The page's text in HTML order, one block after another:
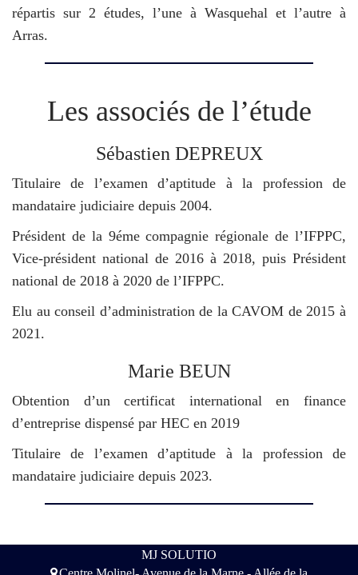
répartis sur 2 études, l’une à Wasquehal et l’autre à
Arras.
Les associés de l’étude
Sébastien DEPREUX
Titulaire de l’examen d’aptitude à la profession de
mandataire judiciaire depuis 2004.
Président de la 9éme compagnie régionale de l’IFPPC,
Vice-président national de 2016 à 2018, puis Président
national de 2018 à 2020 de l’IFPPC.
Elu au conseil d’administration de la CAVOM de 2015 à
2021.
Marie BEUN
Obtention d’un certificat international en finance
d’entreprise dispensé par HEC en 2019
Titulaire de l’examen d’aptitude à la profession de
mandataire judiciaire depuis 2023.
MJ SOLUTIO